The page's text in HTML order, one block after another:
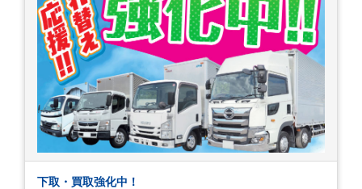
下取・買取強化中！